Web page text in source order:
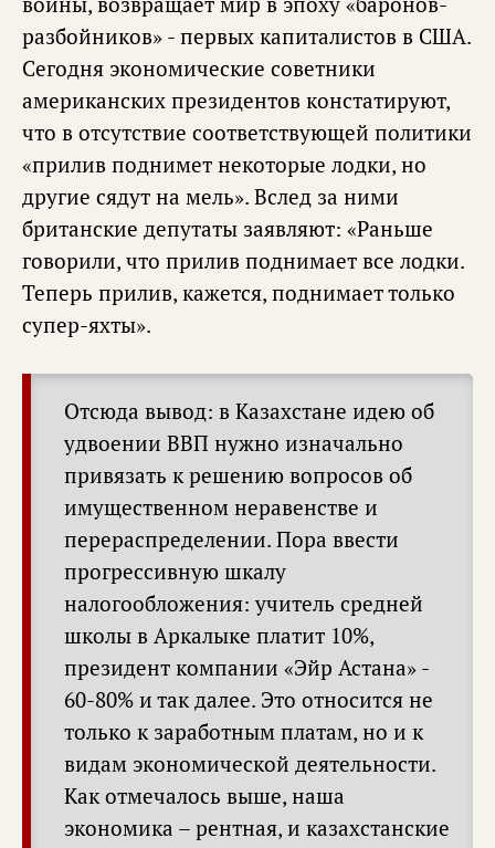
разбойников» - первых капиталистов в США.
Сегодня экономические советники
американских президентов констатируют,
что в отсутствие соответствующей политики
«прилив поднимет некоторые лодки, но
другие сядут на мель». Вслед за ними
британские депутаты заявляют: «Раньше
говорили, что прилив поднимает все лодки.
Теперь прилив, кажется, поднимает только
супер-яхты».
Отсюда вывод: в Казахстане идею об
удвоении ВВП нужно изначально
привязать к решению вопросов об
имущественном неравенстве и
перераспределении. Пора ввести
прогрессивную шкалу
налогообложения: учитель средней
школы в Аркалыке платит 10%,
президент компании «Эйр Астана» -
60-80% и так далее. Это относится не
только к заработным платам, но и к
видам экономической деятельности.
Как отмечалось выше, наша
экономика – рентная, и казахстанские